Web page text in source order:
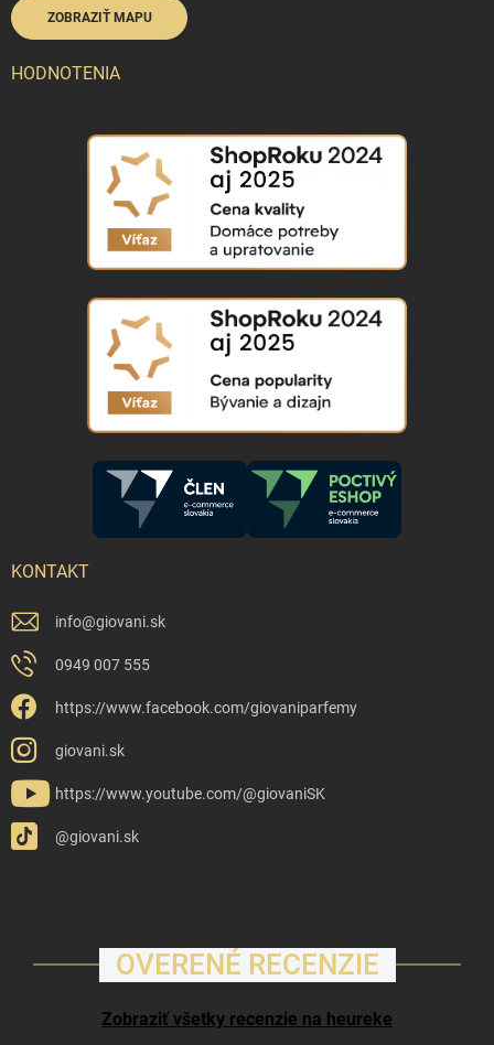
ZOBRAZIŤ MAPU
HODNOTENIA
KONTAKT
info@giovani.sk
0949 007 555
https://www.facebook.com/giovaniparfemy
giovani.sk
https://www.youtube.com/@giovaniSK
@giovani.sk
OVERENÉ RECENZIE
Zobraziť všetky recenzie na heureke